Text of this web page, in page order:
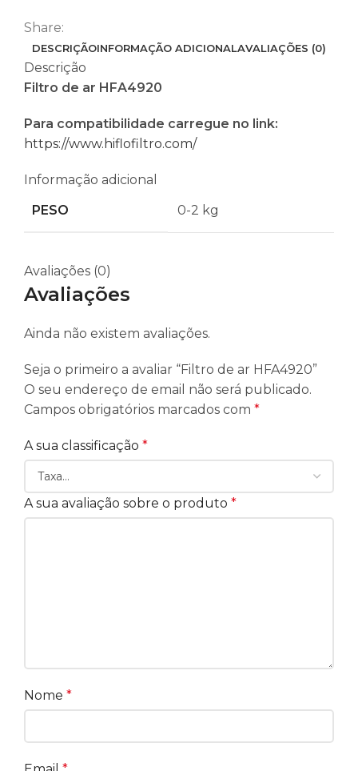
Share:
DESCRIÇÃOINFORMAÇÃO ADICIONALAVALIAÇÕES (0)
Descrição
Filtro de ar HFA4920
Para compatibilidade carregue no link:
https://www.hiflofiltro.com/
Informação adicional
PESO
0-2 kg
Avaliações (0)
Avaliações
Ainda não existem avaliações.
Seja o primeiro a avaliar “Filtro de ar HFA4920”
O seu endereço de email não será publicado.
Campos obrigatórios marcados com *
A sua classificação *
A sua avaliação sobre o produto *
Nome *